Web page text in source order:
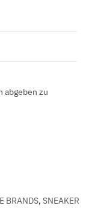
abgeben zu
BRANDS, SNEAKER